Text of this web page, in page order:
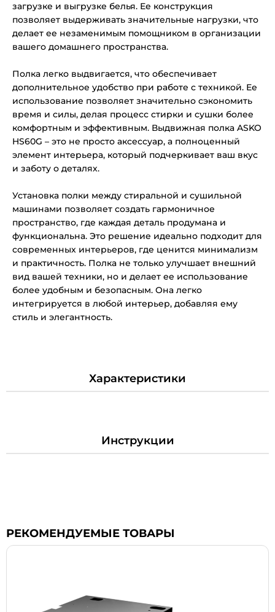
Характеристики
Инструкции
загрузке и выгрузке белья. Ее конструкция
позволяет выдерживать значительные нагрузки, что
делает ее незаменимым помощником в организации
вашего домашнего пространства.
Полка легко выдвигается, что обеспечивает
дополнительное удобство при работе с техникой. Ее
использование позволяет значительно сэкономить
время и силы, делая процесс стирки и сушки более
комфортным и эффективным. Выдвижная полка ASKO
HS60G – это не просто аксессуар, а полноценный
элемент интерьера, который подчеркивает ваш вкус
и заботу о деталях.
Установка полки между стиральной и сушильной
машинами позволяет создать гармоничное
пространство, где каждая деталь продумана и
функциональна. Это решение идеально подходит для
современных интерьеров, где ценится минимализм
и практичность. Полка не только улучшает внешний
вид вашей техники, но и делает ее использование
более удобным и безопасным. Она легко
интегрируется в любой интерьер, добавляя ему
стиль и элегантность.
РЕКОМЕНДУЕМЫЕ ТОВАРЫ